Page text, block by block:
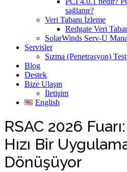
sağlanır?
Veri Tabanı İzleme
Redgate Veri
SolarWinds Serv-U
Servisler
Sızma (Penetrasyon)
Blog
Destek
Bize Ulaşın
İletişim
English
RSAC 2026
Hızı Bir
Dönüşüyor